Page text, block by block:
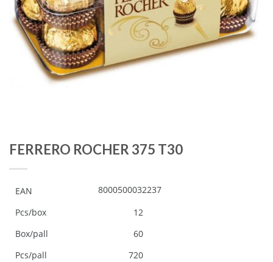
FERRERO ROCHER 375 T30
EAN
8000500032237
Pcs/box
12
Box/pall
60
Pcs/pall
720